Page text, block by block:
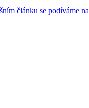
článku se podíváme na